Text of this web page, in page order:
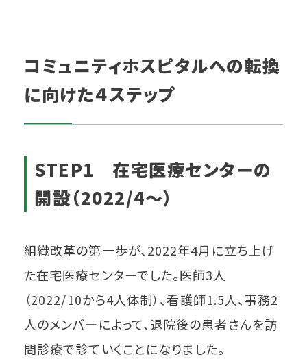
コミュニティホスピタルへの転換
に向けた４ステップ
STEP1 在宅医療センターの
開設（2022/4～）
組織改革の第一歩が、2022年4月に立ち上げ
た在宅医療センターでした。医師3人
（2022/10から4人体制）、看護師1.5人、事務2
人のメンバーによって、退院後の患者さんを訪
問診療で診ていくことになりました。